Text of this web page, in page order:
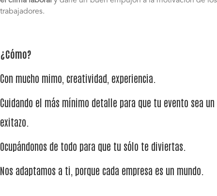
trabajadores.
¿Cómo?
Con mucho mimo, creatividad, experiencia.
Cuidando el más mínimo detalle para que tu evento sea un
exitazo.
Ocupándonos de todo para que tu sólo te diviertas.
Nos adaptamos a ti, porque cada empresa es un mundo.